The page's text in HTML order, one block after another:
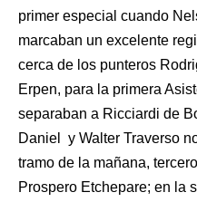
primer especial cuando
marcaban un excelente
cerca de los punteros
Erpen, para la primera
separaban a Ricciardi de
Daniel y Walter Traverso
tramo de la mañana,
Prospero Etchepare; en la